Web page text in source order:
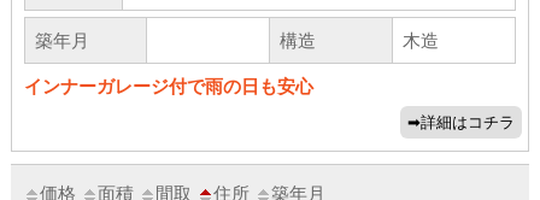
築年月 構造 木造
インナーガレージ付で雨の日も安心
価格 面積 間取 住所 築年月